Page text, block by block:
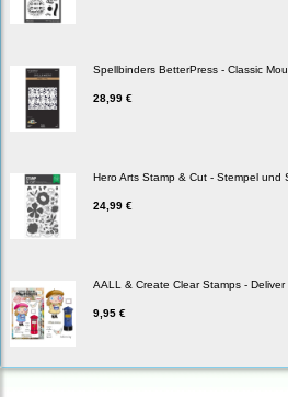
Spellbinders BetterPress - Classic
28,99 €
Hero Arts Stamp & Cut - Stempel und
24,99 €
AALL & Create Clear Stamps - Deliver
9,95 €